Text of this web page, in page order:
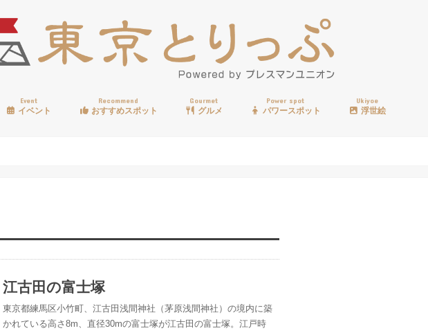
Event
イベント
Recommend
おすすめスポット
Gourmet
グルメ
Power spot
パワースポット
Ukiyoe
浮世絵
江古田の富士塚
東京都練馬区小竹町、江古田浅間神社（茅原浅間神社）の境内に築
かれている高さ8m、直径30mの富士塚が江古田の富士塚。江戸時